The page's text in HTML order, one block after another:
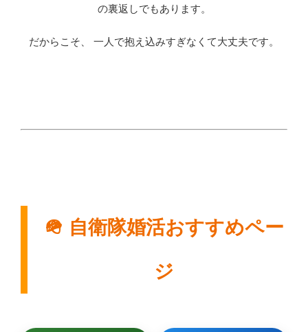
の裏返しでもあります。
だからこそ、 一人で抱え込みすぎなくて大丈夫です。
🪖 自衛隊婚活おすすめペー
ジ